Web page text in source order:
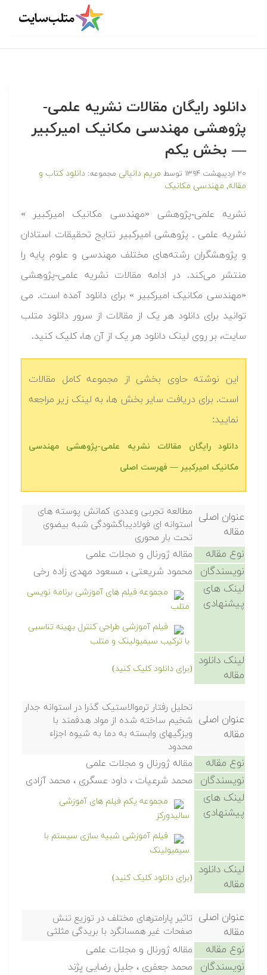
دانلود رایگان مقالات نشریه علمی-
پژوهشی مهندسی مکانیک امیرکبیر
— بخش یکم
۲۰ اردیبهشت ۱۳۹۴ توسط مریم دانیالی مجموعه: دانلود کتاب و
مقاله, مهندسی مکانیک
نشریه علمی-پژوهشی «مهندسی مکانیک امیرکبیر »
نشریه علمی ـ پژوهشی امیرکبیر نتایج تحقیقات استادان
و پژوهشگران رشته‌های مختلف مهندسی و علوم پایه را
منتشر می‌کند. در ادامه مقالات نشریه علمی-پژوهشی
«مهندسی مکانیک امیرکبیر » برای دانلود آمده است. می
توانید برای دانلود هر یک از مقالات از سرور دانلود متلب
سایت، بر روی لینک دانلود هر یک از آن ها، کلیک کنید.
این نوشته حاوی بخشی از مجموعه کامل مقالات
است. برای دریافت سایر بخش ها، به لینک زیر مراجعه
نمایید:
دانلود رایگان مقالات نشریه علمی-پژوهشی مهندسی
مکانیک امیرکبیر — فهرست اصلی
عنوان اصلی
مقاله
مطالعه تجربی وعددی کمانش پوسته های
استوانه ای فولادیباگشودگی شبه بیضوی
تحت بار محوری
نوع مقاله مقاله ژورنال و مجلات علمی
نویسندگان محمود شریعتی ، مسعود مهدی زاده رخی
لینک های
پیشنهادی
مجموعه فیلم های آموزشی برنامه نویسی
متلب
فیلم آموزشی طراحی کنترل بهینه تناسبی
با ترکیب سیمیولینک و متلب
لینک دانلود
مقاله
(برای دانلود کلیک کنید)
عنوان اصلی
مقاله
تحلیل رفتار ترموالاستیک گذرا در استوانه جدار
شخیم ساخته شده از مواد هدفمند با
ویزگیهای وابسته به دما به شیوه اجزاء
محدود
نوع مقاله مقاله ژورنال و مجلات علمی
نویسندگان محمد شرعیات ، داود عسگری ، محمد آزادی
لینک های
پیشنهادی
مجموعه یکم فیلم های آموزشی
سالیدورکز
فیلم آموزشی شبیه سازی سیستم با
سیمیولینک
لینک دانلود
مقاله
(برای دانلود کلیک کنید)
عنوان اصلی
مقاله
تاثیر پارامترهای مختلف در توزیع تنش
صفحات غیر همسانگرد با بریدگی مثلثی
نوع مقاله مقاله ژورنال و مجلات علمی
نویسندگان محمد جعفری ، جلیل رضایی پژند